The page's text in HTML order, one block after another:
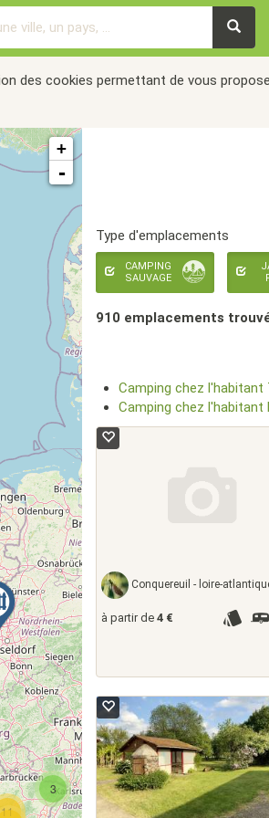
des cookies permettant de vous
11
3
+
-
Type d'emplacements
CAMPING
SAUVAGE
910 emplacements
Camping chez
Camping chez
Conquereuil - loire-atlantique,
à partir de 4 €